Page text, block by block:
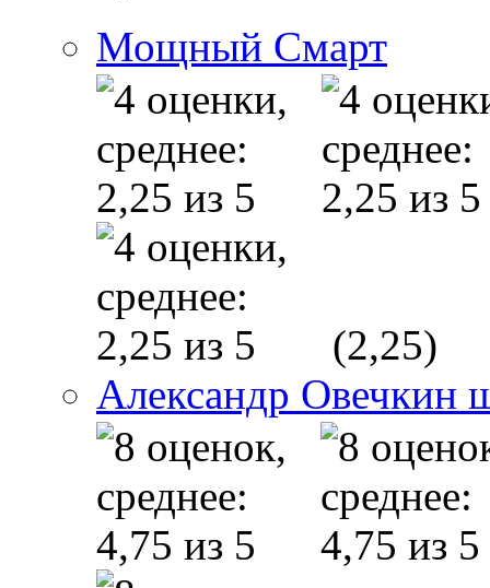
Мощный Смарт
(2,25)
Александр Овечкин